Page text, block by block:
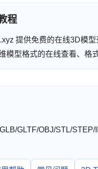
程
提供免费的在线3D模
模型格式的在线查看、格
GLTF/OBJ/STL/